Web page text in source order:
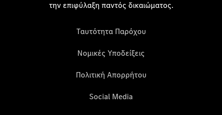
την επιφύλαξη παντός δικαιώματος.
Ταυτότητα Παρόχου
Νομικές Υποδείξεις
Πολιτική Απορρήτου
Social Media